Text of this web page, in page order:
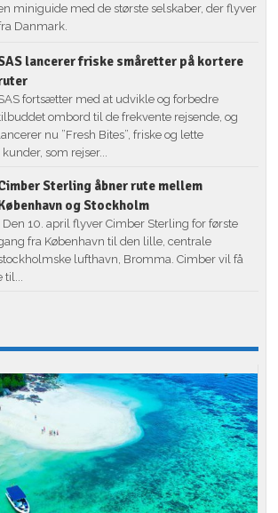
miniguide med de største selskaber, der flyver
Danmark.
lancerer friske småretter på kortere
fortsætter med at udvikle og forbedre
ombord til de frekvente rejsende, og
lancerer nu ”Fresh Bites”, friske og lette
som rejser...
Sterling åbner rute mellem
og Stockholm
Den 10. april flyver Cimber Sterling for første
fra København til den lille, centrale
lufthavn, Bromma. Cimber vil få